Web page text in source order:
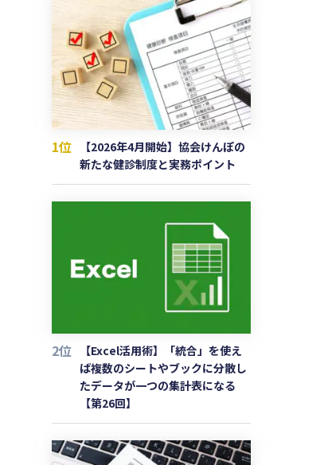
1位
【2026年4月開始】協会けんぽの
新たな健診制度と実務ポイント
2位
【Excel活用術】「統合」を使え
ば複数のシートやブックに分散し
たデータが一つの集計表になる
【第26回】